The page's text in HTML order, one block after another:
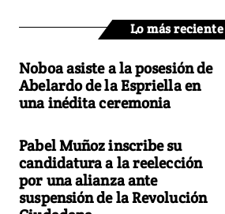
Lo más reciente
Noboa asiste a la posesión de
Abelardo de la Espriella en
una inédita ceremonia
Pabel Muñoz inscribe su
candidatura a la reelección
por una alianza ante
suspensión de la Revolución